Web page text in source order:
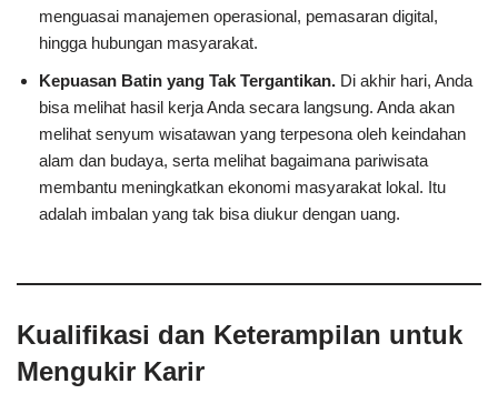
menguasai manajemen operasional, pemasaran digital,
hingga hubungan masyarakat.
Kepuasan Batin yang Tak Tergantikan. Di akhir hari, Anda
bisa melihat hasil kerja Anda secara langsung. Anda akan
melihat senyum wisatawan yang terpesona oleh keindahan
alam dan budaya, serta melihat bagaimana pariwisata
membantu meningkatkan ekonomi masyarakat lokal. Itu
adalah imbalan yang tak bisa diukur dengan uang.
Kualifikasi dan Keterampilan untuk
Mengukir Karir